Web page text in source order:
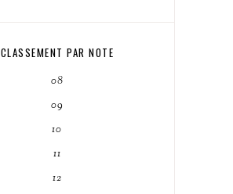
CLASSEMENT PAR NOTE
08
09
10
11
12